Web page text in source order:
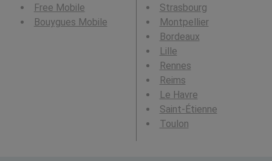
Free Mobile
Bouygues Mobile
Strasbourg
Montpellier
Bordeaux
Lille
Rennes
Reims
Le Havre
Saint-Étienne
Toulon